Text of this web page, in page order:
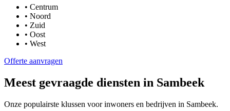
• Centrum
• Noord
• Zuid
• Oost
• West
Offerte aanvragen
Meest gevraagde diensten in Sambeek
Onze populairste klussen voor inwoners en bedrijven in Sambeek.